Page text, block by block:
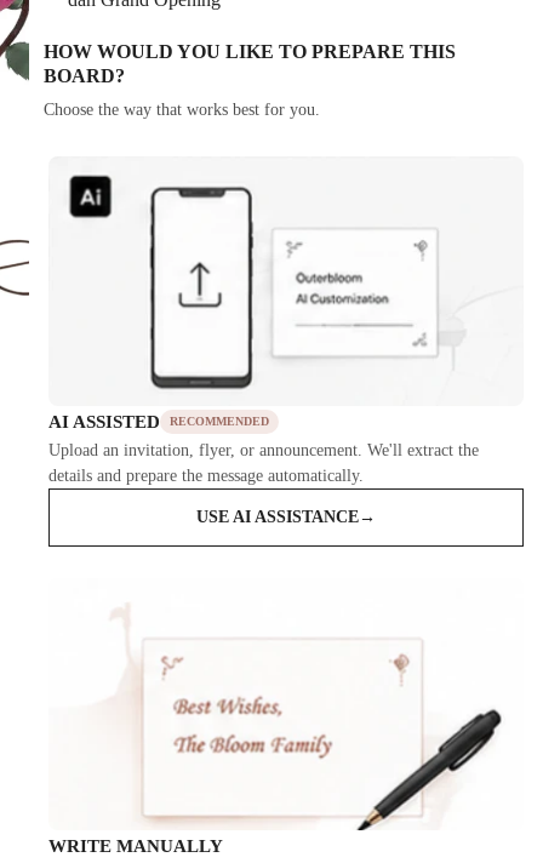
HOW WOULD YOU LIKE TO PREPARE THIS
BOARD?
Choose the way that works best for you.
AI ASSISTED RECOMMENDED
Upload an invitation, flyer, or announcement. We'll extract the
details and prepare the message automatically.
USE AI ASSISTANCE→
WRITE MANUALLY